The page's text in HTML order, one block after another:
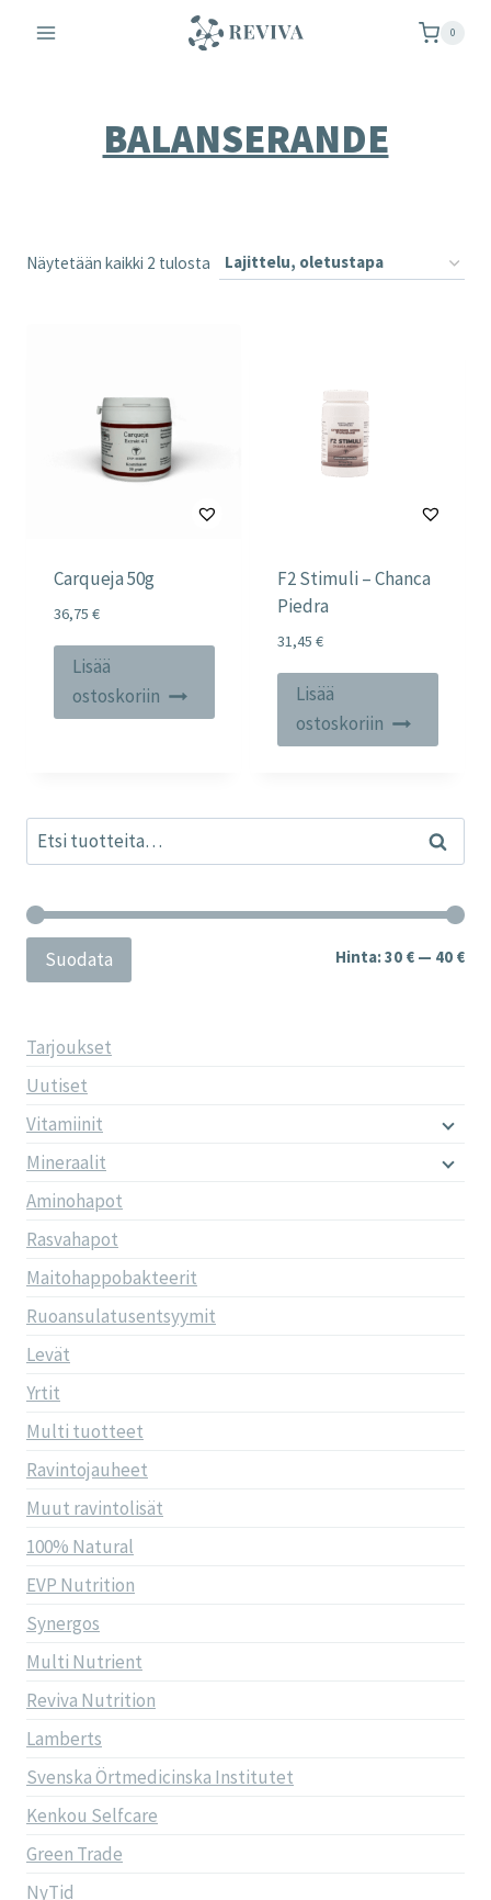
sisältöön
0
BALANSERANDE
Näytetään kaikki 2 tulosta
Carqueja 50g
36,75 €
Lisää
ostoskoriin
F2 Stimuli – Chanca
Piedra
31,45 €
Lisää
ostoskoriin
Etsi: Haku
Suodata Hinta:30 € — 40 €
Tarjoukset
Uutiset
Vitamiinit
Mineraalit
Aminohapot
Rasvahapot
Maitohappobakteerit
Ruoansulatusentsyymit
Levät
Yrtit
Multi tuotteet
Ravintojauheet
Muut ravintolisät
100% Natural
EVP Nutrition
Synergos
Multi Nutrient
Reviva Nutrition
Lamberts
Svenska Örtmedicinska Institutet
Kenkou Selfcare
Green Trade
NyTid